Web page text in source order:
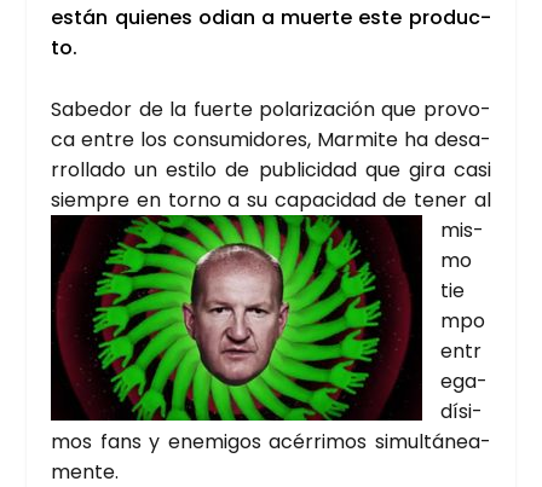
están quie­nes odian a muer­te este pro­duc­
to.
Sabe­dor de la fuer­te pola­ri­za­ción que pro­vo­
ca entre los con­su­mi­do­res, Mar­mi­te ha desa­
rro­lla­do un esti­lo de publi­ci­dad que gira casi
siem­pre en torno a su capa­ci­dad de tener al
mis­
mo
tie
m­po
entr
e­ga­
dí­si­
mos fans y enemi­gos acé­rri­mos simul­tá­nea­
men­te.